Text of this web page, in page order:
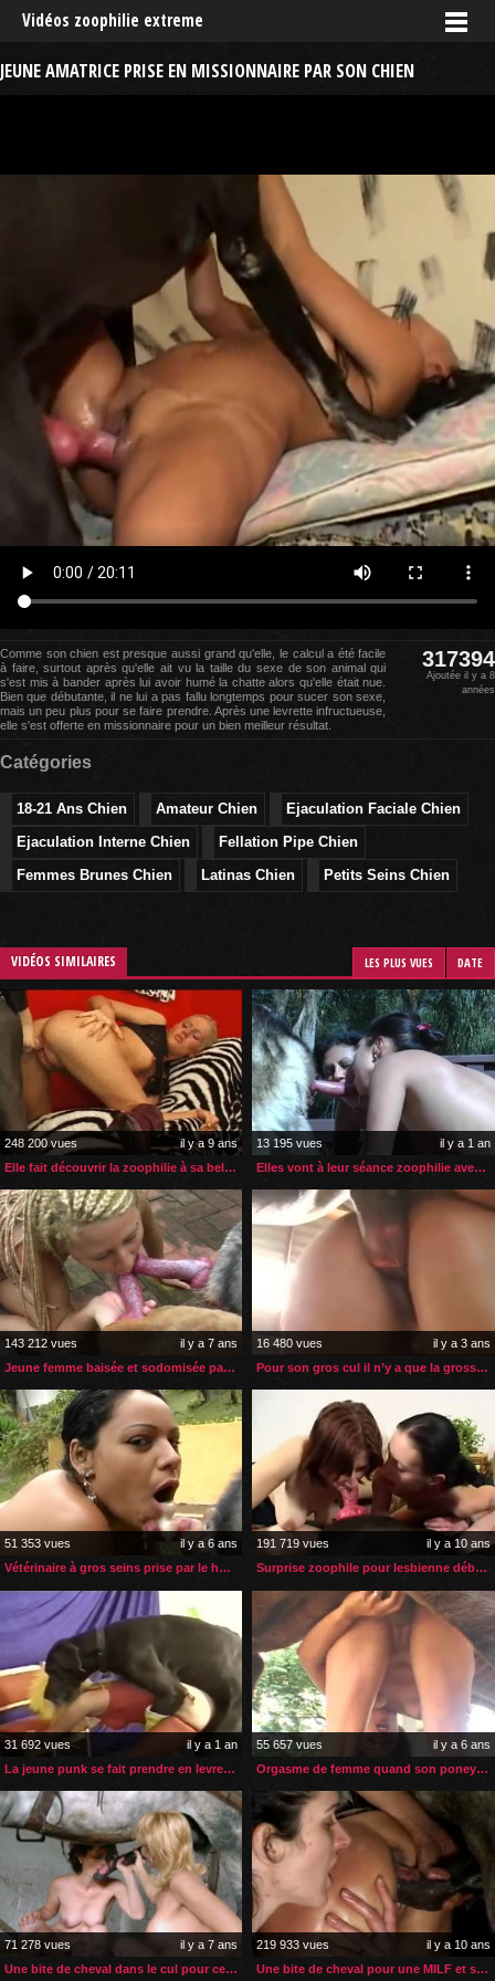
Vidéos zoophilie extreme
JEUNE AMATRICE PRISE EN MISSIONNAIRE PAR SON CHIEN
Comme son chien est presque aussi grand qu'elle, le calcul a été facile
à faire, surtout après qu'elle ait vu la taille du sexe de son animal qui
s'est mis à bander après lui avoir humé la chatte alors qu'elle était nue.
Bien que débutante, il ne lui a pas fallu longtemps pour sucer son sexe,
mais un peu plus pour se faire prendre. Après une levrette infructueuse,
elle s'est offerte en missionnaire pour un bien meilleur résultat.
317394
Ajoutée il y a 8
années
Catégories
18-21 Ans Chien Amateur Chien
Ejaculation Faciale Chien
Ejaculation Interne Chien
Fellation Pipe Chien
Femmes Brunes Chien
Latinas Chien Petits Seins Chien
VIDÉOS SIMILAIRES LES PLUS VUES DATE
248 200 vues
il y a 9 ans
Elle fait découvrir la zoophilie à sa belle mère
13 195 vues
il y a 1 an
Elles vont à leur séance zoophilie avec dégustation de sperme
143 212 vues
il y a 7 ans
Jeune femme baisée et sodomisée par ses deux chiens
16 480 vues
il y a 3 ans
Pour son gros cul il n’y a que la grosse bite de son âne
51 353 vues
il y a 6 ans
Vétérinaire à gros seins prise par le husky d’un client
191 719 vues
il y a 10 ans
Surprise zoophile pour lesbienne débutante
31 692 vues
il y a 1 an
La jeune punk se fait prendre en levrette par son gros chien
55 657 vues
il y a 6 ans
Orgasme de femme quand son poney éjacule dans sa chatte
71 278 vues
il y a 7 ans
Une bite de cheval dans le cul pour cette MILF et sa jeune amie
219 933 vues
il y a 10 ans
Une bite de cheval pour une MILF et sa copine